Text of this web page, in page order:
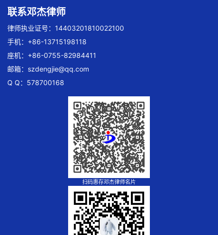
联系邓杰律师
律师执业证号：14403201810022100
手机：+86-13715198118
座机：+86-0755-82984411
邮箱： szdengjie@qq.com
Q Q：578700168
扫码惠存邓杰律师名片